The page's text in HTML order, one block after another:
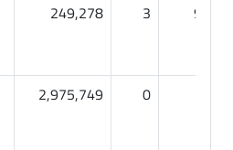
249,278 3 97
2,975,749 0